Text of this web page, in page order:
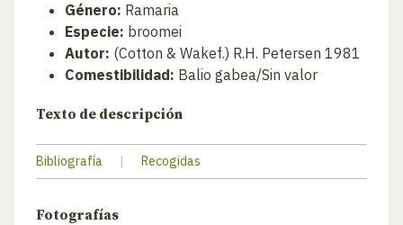
Género: Ramaria
Especie: broomei
Autor: (Cotton & Wakef.) R.H. Petersen 1981
Comestibilidad: Balio gabea/Sin valor
Texto de descripción
Bibliografía | Recogidas
Fotografías